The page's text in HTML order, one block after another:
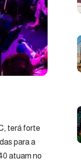
terá forte
para a
atuam no